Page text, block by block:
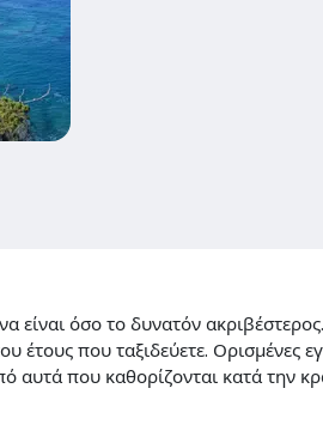
όσο το δυνατόν
που ταξιδεύετε. Ορισμένες
αυτά που καθορίζονται κατά την